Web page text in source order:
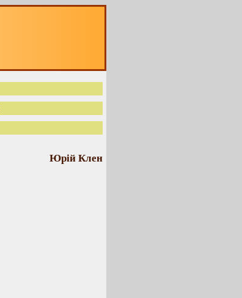
Юрій Клен